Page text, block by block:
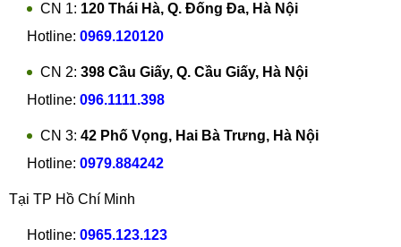
CN 1: 120 Thái Hà, Q. Đống Đa, Hà Nội
Hotline: 0969.120120
CN 2: 398 Cầu Giấy, Q. Cầu Giấy, Hà Nội
Hotline: 096.1111.398
CN 3: 42 Phố Vọng, Hai Bà Trưng, Hà Nội
Hotline: 0979.884242
Tại TP Hồ Chí Minh
Hotline: 0965.123.123